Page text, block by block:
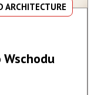
ARCHITECTURE